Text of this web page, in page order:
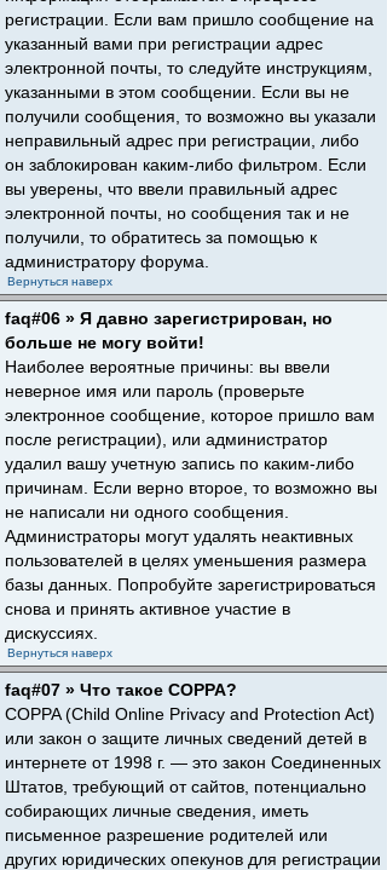
регистрации. Если вам пришло сообщение на
указанный вами при регистрации адрес
электронной почты, то следуйте инструкциям,
указанными в этом сообщении. Если вы не
получили сообщения, то возможно вы указали
неправильный адрес при регистрации, либо
он заблокирован каким-либо фильтром. Если
вы уверены, что ввели правильный адрес
электронной почты, но сообщения так и не
получили, то обратитесь за помощью к
администратору форума.
Вернуться наверх
faq#06 » Я давно зарегистрирован, но
больше не могу войти!
Наиболее вероятные причины: вы ввели
неверное имя или пароль (проверьте
электронное сообщение, которое пришло вам
после регистрации), или администратор
удалил вашу учетную запись по каким-либо
причинам. Если верно второе, то возможно вы
не написали ни одного сообщения.
Администраторы могут удалять неактивных
пользователей в целях уменьшения размера
базы данных. Попробуйте зарегистрироваться
снова и принять активное участие в
дискуссиях.
Вернуться наверх
faq#07 » Что такое COPPA?
COPPA (Child Online Privacy and Protection Act)
или закон о защите личных сведений детей в
интернете от 1998 г. — это закон Соединенных
Штатов, требующий от сайтов, потенциально
собирающих личные сведения, иметь
письменное разрешение родителей или
других юридических опекунов для регистрации